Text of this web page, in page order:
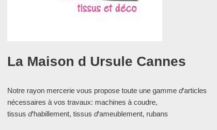
La Maison d Ursule Cannes
Notre rayon mercerie vous propose toute une gamme d‘articles
nécessaires à vos travaux: machines à coudre,
tissus d‘habillement, tissus d‘ameublement, rubans